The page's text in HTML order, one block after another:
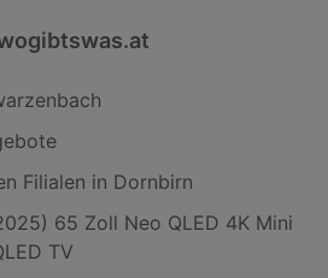
Filialen in Dornbirn
65 Zoll Neo QLED 4K Mini
TV